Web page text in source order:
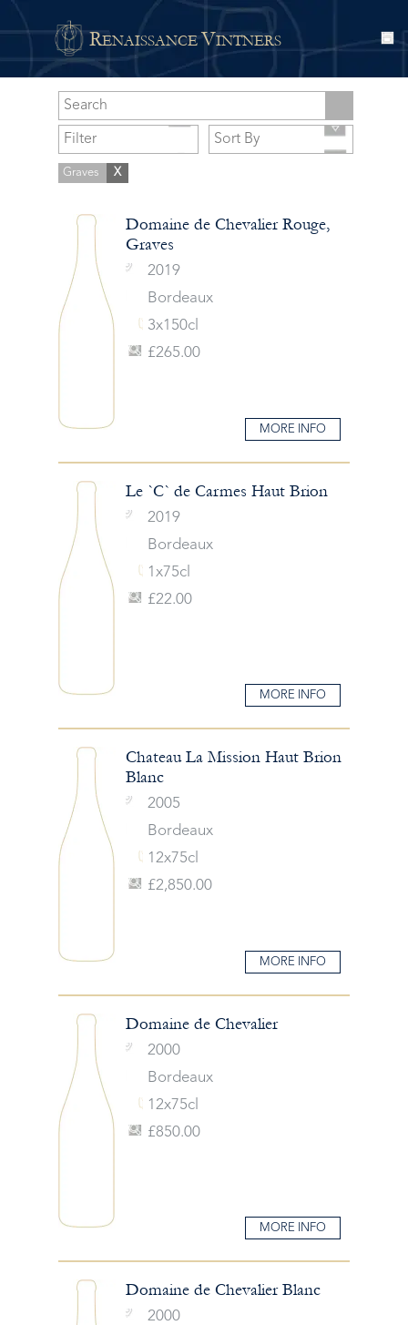
RENAISSANCE VINTNERS
Graves X
Domaine de Chevalier Rouge,
Graves
2019
Bordeaux
3x150cl
£265.00
MORE INFO
Le `C` de Carmes Haut Brion
2019
Bordeaux
1x75cl
£22.00
MORE INFO
Chateau La Mission Haut Brion
Blanc
2005
Bordeaux
12x75cl
£2,850.00
MORE INFO
Domaine de Chevalier
2000
Bordeaux
12x75cl
£850.00
MORE INFO
Domaine de Chevalier Blanc
2000